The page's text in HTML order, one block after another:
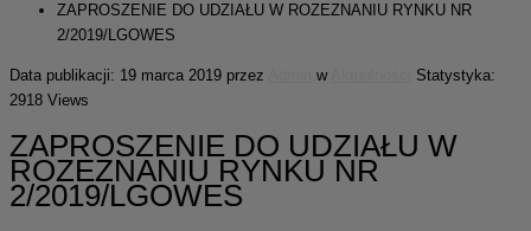
ZAPROSZENIE DO UDZIAŁU W ROZEZNANIU RYNKU NR
2/2019/LGOWES
Data publikacji: 19 marca 2019 przez w
Statystyka:
2918 Views
ZAPROSZENIE DO UDZIAŁU W
ROZEZNANIU RYNKU NR
2/2019/LGOWES